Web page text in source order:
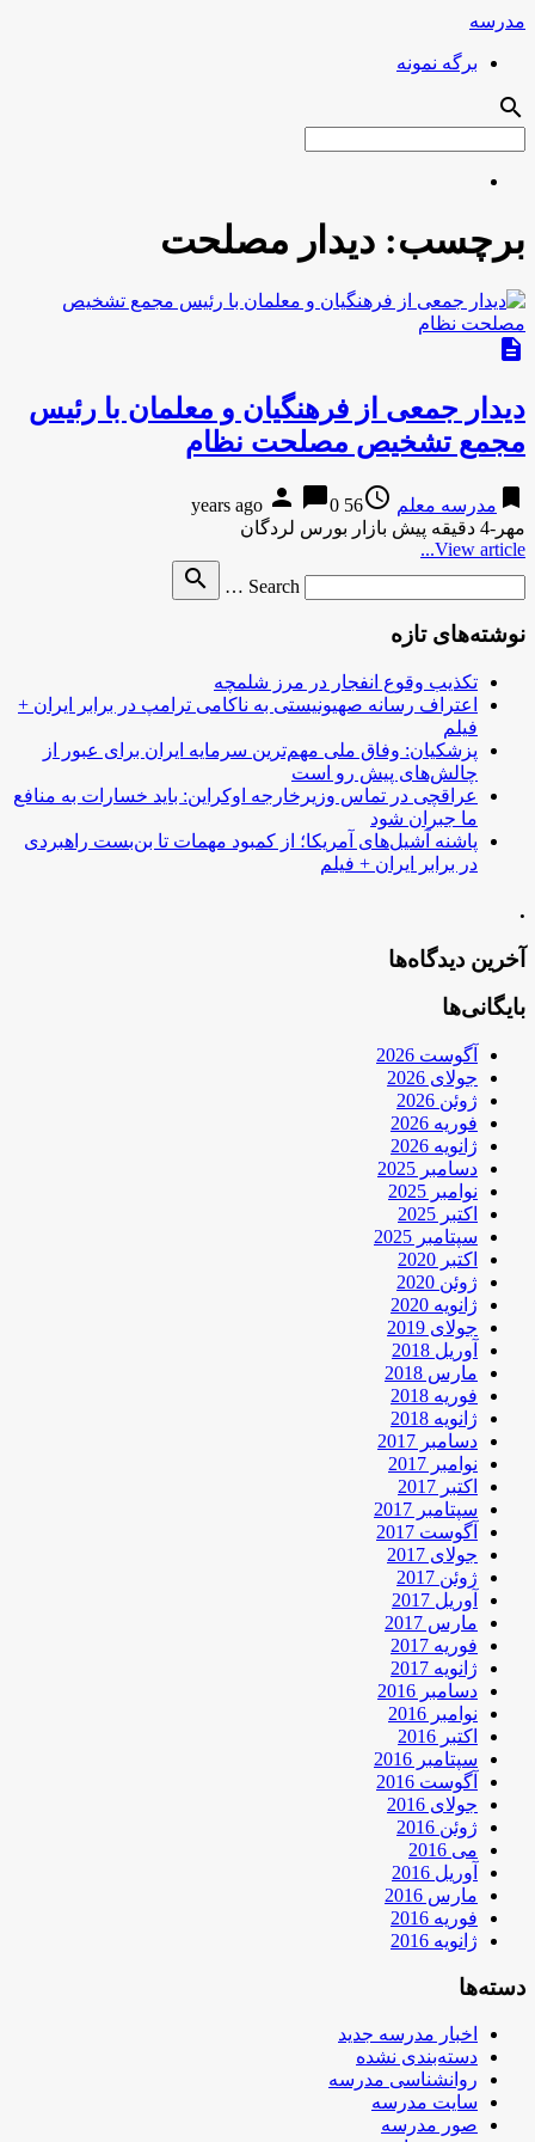
مدرسه
برگه نمونه
search
برچسب: دیدار مصلحت
description
دیدار جمعی از فرهنگیان و معلمان با رئیس
مجمع تشخیص مصلحت نظام
bookmark مدرسه معلم access_time
56 years ago
person chat_bubble0
مهر-4 دقیقه پیش بازار بورس لردگان
View article...
Search …
search
نوشته‌های تازه
تکذیب وقوع انفجار در مرز شلمچه
اعتراف رسانه صهیونیستی به ناکامی ترامپ در برابر ایران +
فیلم
پزشکیان: وفاق ملی مهم‌ترین سرمایه ایران برای عبور از
چالش‌های پیش رو است
عراقچی در تماس وزیرخارجه اوکراین: باید خسارات به منافع
ما جبران شود
پاشنه آشیل‌های آمریکا؛ از کمبود مهمات تا بن‌بست راهبردی
در برابر ایران + فیلم
.
آخرین دیدگاه‌ها
بایگانی‌ها
آگوست 2026
جولای 2026
ژوئن 2026
فوریه 2026
ژانویه 2026
دسامبر 2025
نوامبر 2025
اکتبر 2025
سپتامبر 2025
اکتبر 2020
ژوئن 2020
ژانویه 2020
جولای 2019
آوریل 2018
مارس 2018
فوریه 2018
ژانویه 2018
دسامبر 2017
نوامبر 2017
اکتبر 2017
سپتامبر 2017
آگوست 2017
جولای 2017
ژوئن 2017
آوریل 2017
مارس 2017
فوریه 2017
ژانویه 2017
دسامبر 2016
نوامبر 2016
اکتبر 2016
سپتامبر 2016
آگوست 2016
جولای 2016
ژوئن 2016
می 2016
آوریل 2016
مارس 2016
فوریه 2016
ژانویه 2016
دسته‌ها
اخبار مدرسه جدید
دسته‌بندی نشده
روانشناسی مدرسه
سایت مدرسه
صور مدرسه